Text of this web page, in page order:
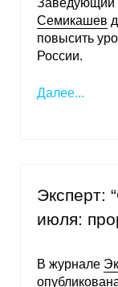
Заведующий
Семикашев
повысить
России.
Далее...
Эксперт:
июля:
В журнале